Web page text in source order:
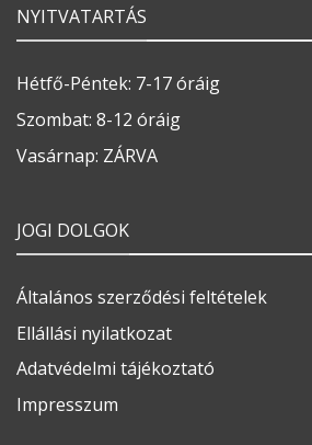
NYITVATARTÁS
Hétfő-Péntek: 7-17 óráig
Szombat: 8-12 óráig
Vasárnap: ZÁRVA
JOGI DOLGOK
Általános szerződési feltételek
Ellállási nyilatkozat
Adatvédelmi tájékoztató
Impresszum